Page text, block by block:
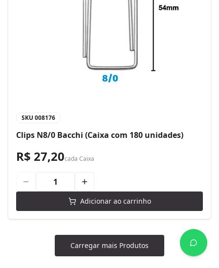
SKU 008176
Clips N8/0 Bacchi (Caixa com 180 unidades)
R$ 27,20cada Caixa
Adicionar ao carrinho
Carregar mais Produtos